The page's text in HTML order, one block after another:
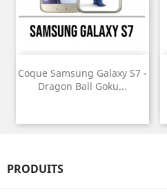
Coque Samsung Galaxy S7 -
Dragon Ball Goku...
PRODUITS